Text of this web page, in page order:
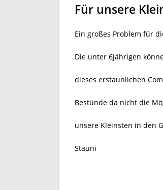
Für unsere
Ein großes Problem für
Die unter 6jährigen
dieses erstaunlichen
Bestünde da nicht die
unsere Kleinsten in den
Stauni